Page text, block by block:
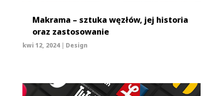
Makrama – sztuka węzłów, jej historia
oraz zastosowanie
kwi 12, 2024| Design